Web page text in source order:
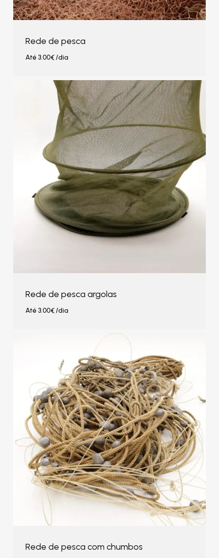
Rede de pesca
Até 3.00€/dia
Rede de pesca argolas
Até 3.00€/dia
Rede de pesca com chumbos